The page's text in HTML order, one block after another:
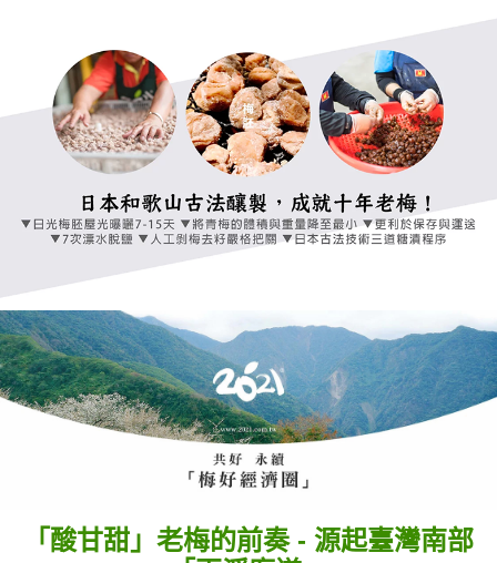
「酸甘甜」老梅的前奏 - 源起臺灣南部